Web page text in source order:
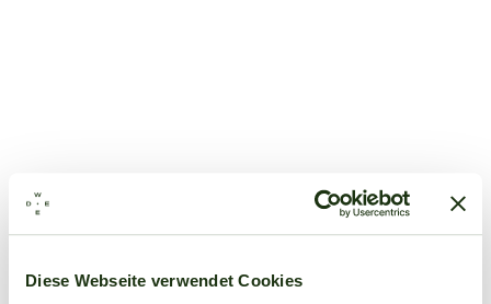
Diese Webseite verwendet Cookies